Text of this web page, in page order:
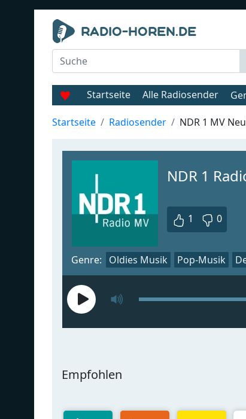
Startseite Alle Radiosender
Startseite Radiosender NDR 1 MV
NDR 1
1 0
Genre: Oldies Musik Pop-Musik
Empfohlen